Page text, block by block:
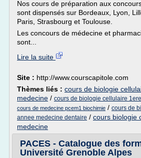
Nos cours de préparation aux
sont dispensés sur Bordeaux, Lyon,
Paris, Strasbourg et Toulouse.
Les concours de médecine et
sont...
Lire la suite
Site : http://www.courscapitole.com
Thèmes liés : cours de biologie
medecine / cours de biologie cellulaire
cours de medecine pcem1 biochimie / cours de
annee medecine dentaire / cours biologie
medecine
PACES - Catalogue des
Université Grenoble Alpes